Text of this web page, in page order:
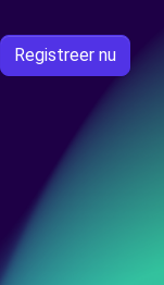
Registreer nu